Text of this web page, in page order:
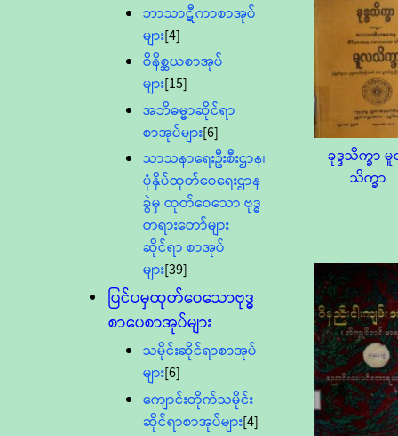
ဘာသာဋီကာစာအုပ်
များ[4]
ဝိနိစ္ဆယစာအုပ်
များ[15]
အဘိဓမ္မာဆိုင်ရာ
စာအုပ်များ[6]
သာသနာရေးဦးစီးဌာန၊
ပုံနှိပ်ထုတ်ဝေရေးဌာန
ခွဲမှ ထုတ်ဝေသော ဗုဒ္ဓ
တရားတော်များ
ဆိုင်ရာ စာအုပ်
များ[39]
ပြင်ပမှထုတ်ဝေသောဗုဒ္ဓ
စာပေစာအုပ်များ
သမိုင်းဆိုင်ရာစာအုပ်
များ[6]
ကျောင်းတိုက်သမိုင်း
ဆိုင်ရာစာအုပ်များ[4]
ခုဒ္ဒသိက္ခာ
သိက္ခာ